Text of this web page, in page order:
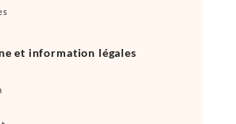
et information légales